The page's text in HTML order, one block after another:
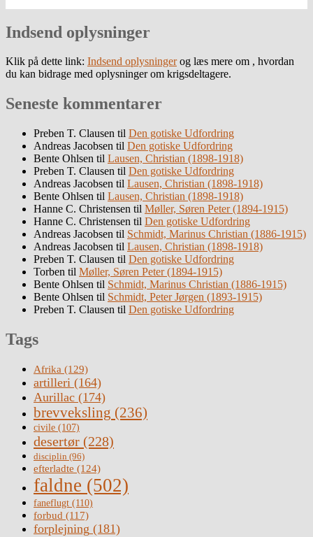
Indsend oplysninger
Klik på dette link: Indsend oplysningerog læs mere om , hvordan
du kan bidrage med oplysninger om krigsdeltagere.
Seneste kommentarer
Preben T. Clausen til Den gotiske Udfordring
Andreas Jacobsen til Den gotiske Udfordring
Bente Ohlsen til Lausen, Christian (1898-1918)
Preben T. Clausen til Den gotiske Udfordring
Andreas Jacobsen til Lausen, Christian (1898-1918)
Bente Ohlsen til Lausen, Christian (1898-1918)
Hanne C. Christensen til Møller, Søren Peter (1894-1915)
Hanne C. Christensen til Den gotiske Udfordring
Andreas Jacobsen til Schmidt, Marinus Christian (1886-1915)
Andreas Jacobsen til Lausen, Christian (1898-1918)
Preben T. Clausen til Den gotiske Udfordring
Torben til Møller, Søren Peter (1894-1915)
Bente Ohlsen til Schmidt, Marinus Christian (1886-1915)
Bente Ohlsen til Schmidt, Peter Jørgen (1893-1915)
Preben T. Clausen til Den gotiske Udfordring
Tags
Afrika (129)
artilleri (164)
Aurillac (174)
brevveksling (236)
civile (107)
desertør (228)
disciplin (96)
efterladte (124)
faldne (502)
faneflugt (110)
forbud (117)
forplejning (181)